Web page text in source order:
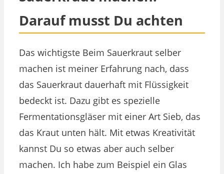
Darauf musst Du achten
Das wichtigste Beim Sauerkraut selber
machen ist meiner Erfahrung nach, dass
das Sauerkraut dauerhaft mit Flüssigkeit
bedeckt ist. Dazu gibt es spezielle
Fermentationsgläser mit einer Art Sieb, das
das Kraut unten hält. Mit etwas Kreativität
kannst Du so etwas aber auch selber
machen. Ich habe zum Beispiel ein Glas